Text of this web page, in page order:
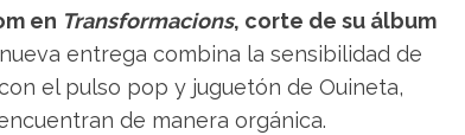
en Transformacions, corte de su álbum
entrega combina la sensibilidad de
el pulso pop y juguetón de Ouineta,
de manera orgánica.